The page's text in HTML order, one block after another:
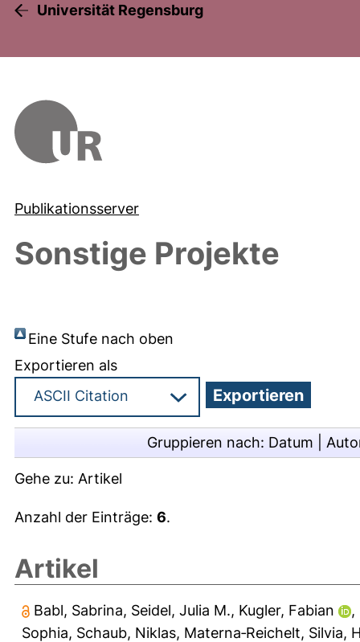
Universität Regensburg
Publikationsserver
Sonstige Projekte
Eine Stufe nach oben
Exportieren als
Gruppieren nach: Datum
Gehe zu: Artikel
Anzahl der Einträge: 6.
Artikel
Babl, Sabrina, Seidel, Julia M., Kugler, Fabian ,
Sophia, Schaub, Niklas, Materna‐Reichelt, Silvia,